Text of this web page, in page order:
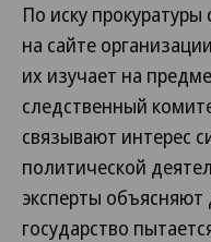
По иску
на сайте
их изучает на
следственный
связывают интерес
политической
эксперты объясняют
государство